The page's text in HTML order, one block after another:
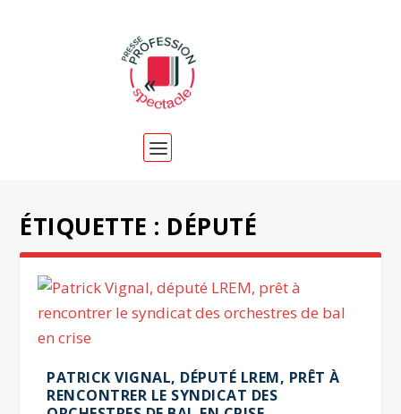
ÉTIQUETTE : DÉPUTÉ
PATRICK VIGNAL, DÉPUTÉ LREM, PRÊT À
RENCONTRER LE SYNDICAT DES